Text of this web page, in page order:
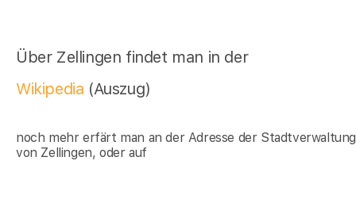
Über Zellingen findet man in der
Wikipedia (Auszug)
noch mehr erfärt man an der Adresse der Stadtverwaltung
von Zellingen, oder auf